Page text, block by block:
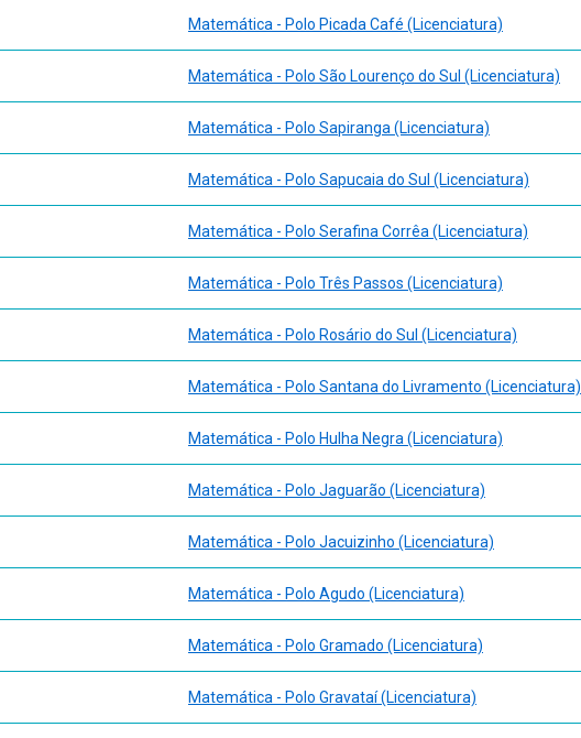
Matemática - Polo Picada Café (Licenciatura)
Matemática - Polo São Lourenço do Sul (Licenciatura)
Matemática - Polo Sapiranga (Licenciatura)
Matemática - Polo Sapucaia do Sul (Licenciatura)
Matemática - Polo Serafina Corrêa (Licenciatura)
Matemática - Polo Três Passos (Licenciatura)
Matemática - Polo Rosário do Sul (Licenciatura)
Matemática - Polo Santana do Livramento (Licenciatura)
Matemática - Polo Hulha Negra (Licenciatura)
Matemática - Polo Jaguarão (Licenciatura)
Matemática - Polo Jacuizinho (Licenciatura)
Matemática - Polo Agudo (Licenciatura)
Matemática - Polo Gramado (Licenciatura)
Matemática - Polo Gravataí (Licenciatura)